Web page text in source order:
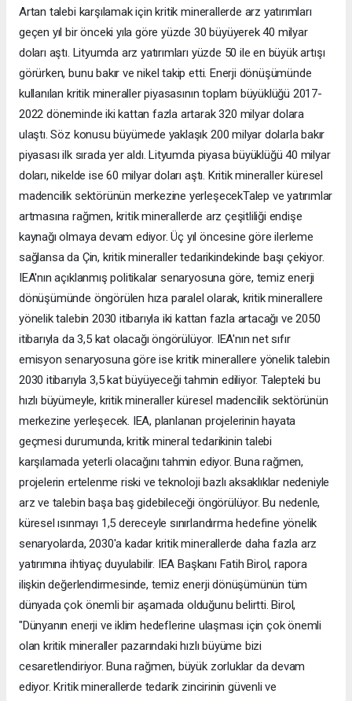
Artan talebi karşılamak için kritik minerallerde arz yatırımları
geçen yıl bir önceki yıla göre yüzde 30 büyüyerek 40 milyar
doları aştı. Lityumda arz yatırımları yüzde 50 ile en büyük artışı
görürken, bunu bakır ve nikel takip etti. Enerji dönüşümünde
kullanılan kritik mineraller piyasasının toplam büyüklüğü 2017-
2022 döneminde iki kattan fazla artarak 320 milyar dolara
ulaştı. Söz konusu büyümede yaklaşık 200 milyar dolarla bakır
piyasası ilk sırada yer aldı. Lityumda piyasa büyüklüğü 40 milyar
doları, nikelde ise 60 milyar doları aştı. Kritik mineraller küresel
madencilik sektörünün merkezine yerleşecekTalep ve yatırımlar
artmasına rağmen, kritik minerallerde arz çeşitliliği endişe
kaynağı olmaya devam ediyor. Üç yıl öncesine göre ilerleme
sağlansa da Çin, kritik mineraller tedarikindekinde başı çekiyor.
IEA'nın açıklanmış politikalar senaryosuna göre, temiz enerji
dönüşümünde öngörülen hıza paralel olarak, kritik minerallere
yönelik talebin 2030 itibarıyla iki kattan fazla artacağı ve 2050
itibarıyla da 3,5 kat olacağı öngörülüyor. IEA'nın net sıfır
emisyon senaryosuna göre ise kritik minerallere yönelik talebin
2030 itibarıyla 3,5 kat büyüyeceği tahmin ediliyor. Talepteki bu
hızlı büyümeyle, kritik mineraller küresel madencilik sektörünün
merkezine yerleşecek. IEA, planlanan projelerinin hayata
geçmesi durumunda, kritik mineral tedarikinin talebi
karşılamada yeterli olacağını tahmin ediyor. Buna rağmen,
projelerin ertelenme riski ve teknoloji bazlı aksaklıklar nedeniyle
arz ve talebin başa baş gidebileceği öngörülüyor. Bu nedenle,
küresel ısınmayı 1,5 dereceyle sınırlandırma hedefine yönelik
senaryolarda, 2030'a kadar kritik minerallerde daha fazla arz
yatırımına ihtiyaç duyulabilir. IEA Başkanı Fatih Birol, rapora
ilişkin değerlendirmesinde, temiz enerji dönüşümünün tüm
dünyada çok önemli bir aşamada olduğunu belirtti. Birol,
"Dünyanın enerji ve iklim hedeflerine ulaşması için çok önemli
olan kritik mineraller pazarındaki hızlı büyüme bizi
cesaretlendiriyor. Buna rağmen, büyük zorluklar da devam
ediyor. Kritik minerallerde tedarik zincirinin güvenli ve